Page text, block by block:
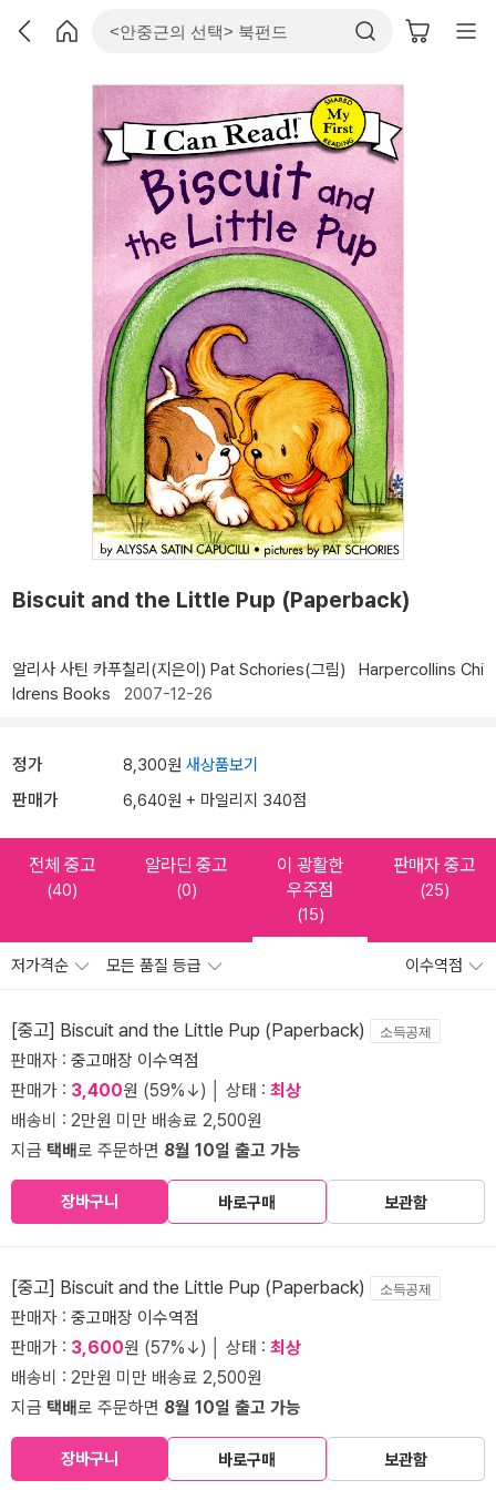
Biscuit and the Little Pup (Paperback)
알리사 사틴 카푸칠리(지은이) Pat Schories(그림)
Harpercollins Chi
ldrens Books 2007-12-26
정가 8,300원 새상품보기
판매가 6,640원 + 마일리지 340점
전체 중고
(40)
알라딘 중고
(0)
이 광활한
우주점
(15)
판매자 중고
(25)
저가격순 모든 품질 등급 이수역점
[중고] Biscuit and the Little Pup (Paperback) 소득공제
판매자 : 중고매장 이수역점
판매가 : 3,400원 (59%↓) │ 상태 : 최상
배송비 : 2만원 미만 배송료 2,500원
지금 택배로 주문하면 8월 10일 출고 가능
장바구니 바로구매 보관함
[중고] Biscuit and the Little Pup (Paperback) 소득공제
판매자 : 중고매장 이수역점
판매가 : 3,600원 (57%↓) │ 상태 : 최상
배송비 : 2만원 미만 배송료 2,500원
지금 택배로 주문하면 8월 10일 출고 가능
장바구니 바로구매 보관함